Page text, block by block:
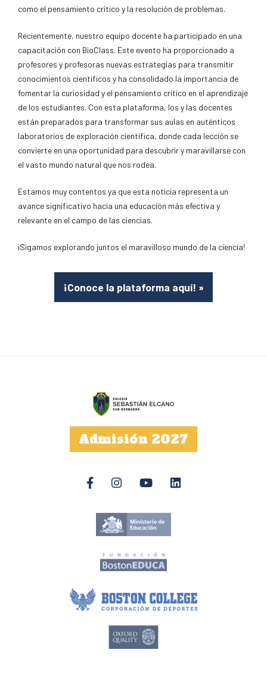
como el pensamiento crítico y la resolución de problemas.
Recientemente, nuestro equipo docente ha participado en una
capacitación con BioClass. Este evento ha proporcionado a
profesores y profesoras nuevas estrategias para transmitir
conocimientos científicos y ha consolidado la importancia de
fomentar la curiosidad y el pensamiento crítico en el aprendizaje
de los estudiantes. Con esta plataforma, los y las docentes
están preparados para transformar sus aulas en auténticos
laboratorios de exploración científica, donde cada lección se
convierte en una oportunidad para descubrir y maravillarse con
el vasto mundo natural que nos rodea.
Estamos muy contentos ya que esta noticia representa un
avance significativo hacia una educación más efectiva y
relevante en el campo de las ciencias.
¡Sigamos explorando juntos el maravilloso mundo de la ciencia!
¡Conoce la plataforma aquí! »
Admisión 2027